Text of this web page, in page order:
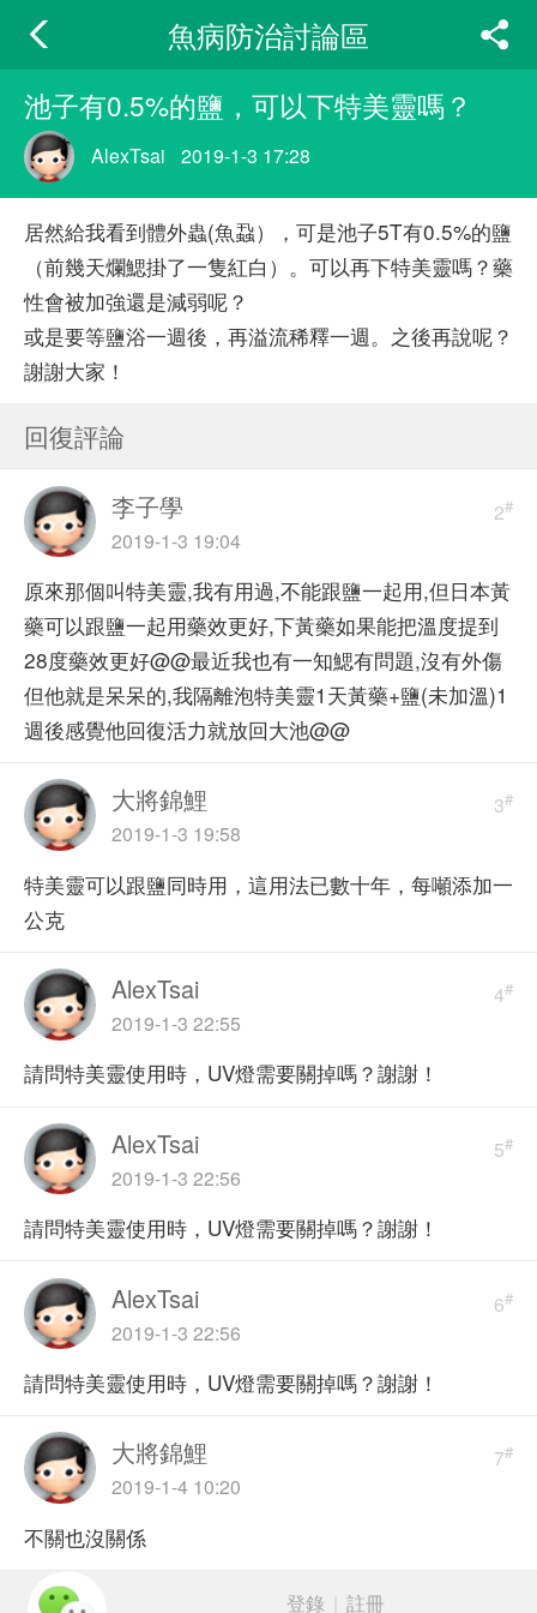
魚病防治討論區
池子有0.5%的鹽，可以下特美靈嗎？
AlexTsai 2019-1-3 17:28
居然給我看到體外蟲(魚蝨），可是池子5T有0.5%的鹽
（前幾天爛鰓掛了一隻紅白）。可以再下特美靈嗎？藥
性會被加強還是減弱呢？
或是要等鹽浴一週後，再溢流稀釋一週。之後再說呢？
謝謝大家！
回復評論
2#
李子學
2019-1-3 19:04
原來那個叫特美靈,我有用過,不能跟鹽一起用,但日本黃
藥可以跟鹽一起用藥效更好,下黃藥如果能把溫度提到
28度藥效更好@@最近我也有一知鰓有問題,沒有外傷
但他就是呆呆的,我隔離泡特美靈1天黃藥+鹽(未加溫)1
週後感覺他回復活力就放回大池@@
3#
大將錦鯉
2019-1-3 19:58
特美靈可以跟鹽同時用，這用法已數十年，每噸添加一
公克
4#
AlexTsai
2019-1-3 22:55
請問特美靈使用時，UV燈需要關掉嗎？謝謝！
5#
AlexTsai
2019-1-3 22:56
請問特美靈使用時，UV燈需要關掉嗎？謝謝！
6#
AlexTsai
2019-1-3 22:56
請問特美靈使用時，UV燈需要關掉嗎？謝謝！
7#
大將錦鯉
2019-1-4 10:20
不關也沒關係
登錄 註冊